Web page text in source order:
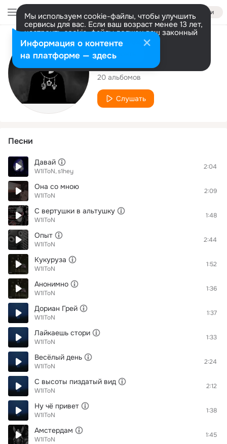
Войти
Мы используем cookie-файлы, чтобы улучшить
сервисы для вас. Если ваш возраст менее 13 лет,
настроить cookie-файлы должен ваш законный
представитель. Больше информации
Разрешить все Настроить
Исполнитель
W1lToN
20 альбомов
Слушать
Песни
Давай
W1lToN s1hey
2:04
Она со мною
W1lToN
2:09
С вертушки в альтушку
W1lToN
1:48
Опыт
W1lToN
2:44
Кукуруза
W1lToN
1:52
Анонимно
W1lToN
1:36
Дориан Грей
W1lToN
1:37
Лайкаешь стори
W1lToN
1:33
Весёлый день
W1lToN
2:24
С высоты пиздатый вид
W1lToN
2:12
Ну чё привет
W1lToN
1:38
Амстердам
W1lToN
1:45
Информация о контенте
на платформе — здесь